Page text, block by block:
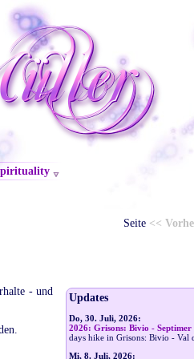
Seite <<
Updates
Do, 30. Juli, 2026:
2026: Grisons: Bivio -
days hike in Grisons: Bivio - Val
Mi, 8. Juli, 2026:
- und